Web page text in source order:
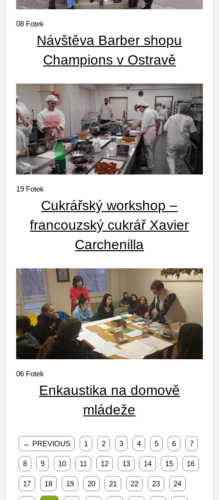
08 Fotek
Návštěva Barber shopu
Champions v Ostravě
19 Fotek
Cukrářský workshop –
francouzský cukrář Xavier
Carchenilla
06 Fotek
Enkaustika na domově
mládeže
← PREVIOUS 1 2 3 4 5 6 7
8 9 10 11 12 13 14 15 16
17 18 19 20 21 22 23 24